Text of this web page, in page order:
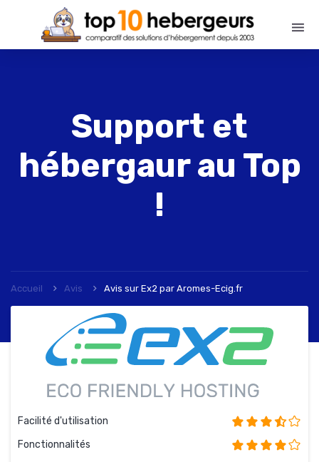
Support et
hébergaur au Top
!
Accueil Avis Avis sur Ex2 par Aromes-Ecig.fr
Facilité d'utilisation
Fonctionnalités